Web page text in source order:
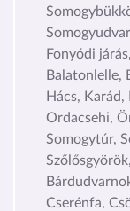
Fonyódi
Balatonlelle,
Hács,
Ordacsehi,
Somogytúr,
Cserénfa,